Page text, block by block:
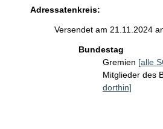
Adressatenkreis:
Versendet am 21.11.2024
Bundestag
Gremien [alle
Mitglieder des
dorthin]